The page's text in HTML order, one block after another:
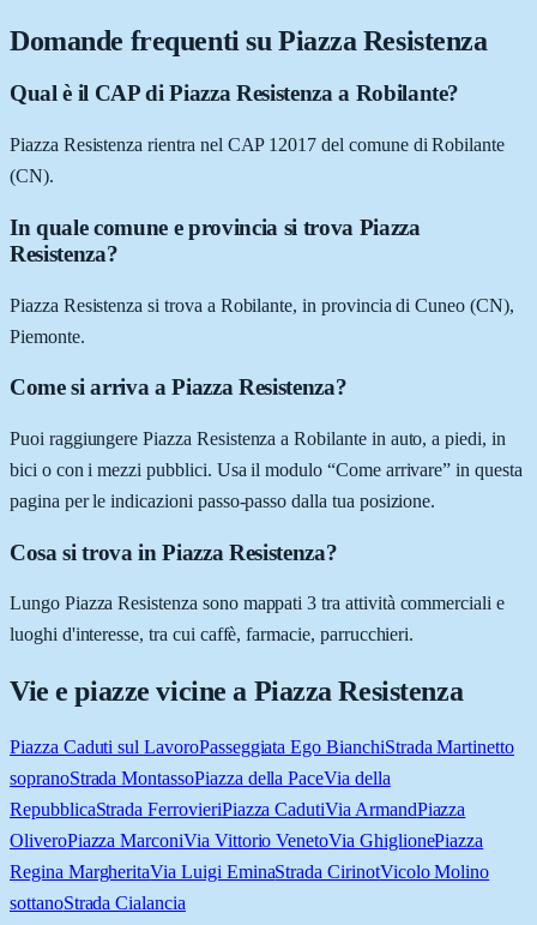
Domande frequenti su Piazza Resistenza
Qual è il CAP di Piazza Resistenza a Robilante?
Piazza Resistenza rientra nel CAP 12017 del comune di Robilante
(CN).
In quale comune e provincia si trova Piazza
Resistenza?
Piazza Resistenza si trova a Robilante, in provincia di Cuneo (CN),
Piemonte.
Come si arriva a Piazza Resistenza?
Puoi raggiungere Piazza Resistenza a Robilante in auto, a piedi, in
bici o con i mezzi pubblici. Usa il modulo “Come arrivare” in questa
pagina per le indicazioni passo-passo dalla tua posizione.
Cosa si trova in Piazza Resistenza?
Lungo Piazza Resistenza sono mappati 3 tra attività commerciali e
luoghi d'interesse, tra cui caffè, farmacie, parrucchieri.
Vie e piazze vicine a Piazza Resistenza
Piazza Caduti sul LavoroPasseggiata Ego BianchiStrada Martinetto
sopranoStrada MontassoPiazza della PaceVia della
RepubblicaStrada FerrovieriPiazza CadutiVia ArmandPiazza
OliveroPiazza MarconiVia Vittorio VenetoVia GhiglionePiazza
Regina MargheritaVia Luigi EminaStrada CirinotVicolo Molino
sottanoStrada Cialancia